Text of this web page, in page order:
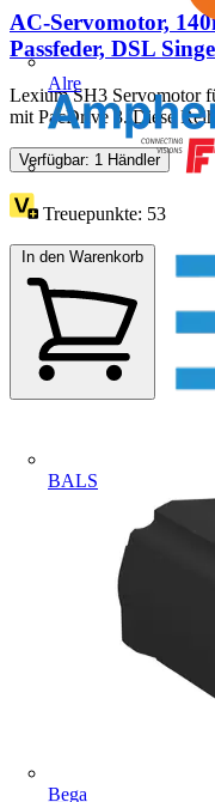
Alre
BALS
Bega
AC-Servomotor,
Passfeder, DSL
Lexium SH3 Servomotor
mit PacDrive 3. Diese
Verfügbar: 1 Händler
Treuepunkte: 53
In den Warenkorb